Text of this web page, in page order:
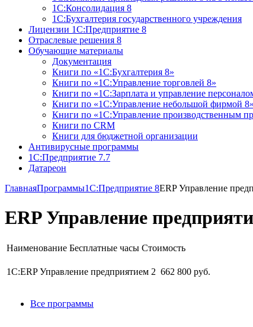
1С:Консолидация 8
1С:Бухгалтерия государственного учреждения
Лицензии 1С:Предприятие 8
Отраслевые решения 8
Обучающие материалы
Документация
Книги по «1С:Бухгалтерия 8»
Книги по «1С:Управление торговлей 8»
Книги по «1С:Зарплата и управление
Книги по «1С:Управление небольшой фирмой 8»
Книги по «1С:Управление производственным
Книги по CRM
Книги для бюджетной организации
Антивирусные программы
1С:Предприятие 7.7
Датареон
ГлавнаяПрограммы1С:Предприятие 8ERP Управление
ERP Управление
Наименование Бесплатные часы Стоимость
1С:ERP Управление предприятием 2 662 800 руб.
Все программы